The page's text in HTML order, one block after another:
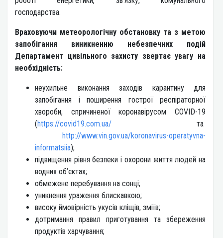
господарства.
Враховуючи метеорологічну обстановку та з метою
запобігання виникненню небезпечних подій
Департамент цивільного захисту звертає увагу на
необхідність:
неухильне виконання заходів карантину для
запобігання і поширення гострої респіраторної
хвороби, спричиненої коронавірусом COVID-19
(https://covid19.com.ua/ та
http://www.vin.gov.ua/koronavirus-operatyvna-
informatsiia);
підвищення рівня безпеки і охорони життя людей на
водних об’єктах;
обмежене перебування на сонці;
уникнення ураження блискавкою;
високу ймовірність укусів кліщів, зміїв;
дотримання правил приготування та збереження
продуктів харчування;